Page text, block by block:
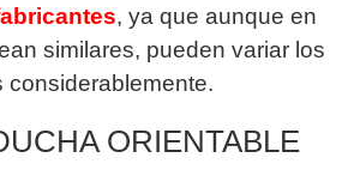
, ya que aunque en
similares, pueden variar los
considerablemente.
ORIENTABLE